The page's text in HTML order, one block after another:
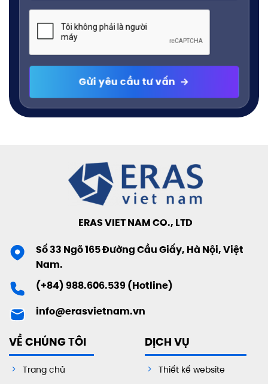
ERAS VIET NAM CO., LTD
Số 33 Ngõ 165 Đường Cầu Giấy, Hà Nội, Việt
Nam.
(+84) 988.606.539 (Hotline)
info@erasvietnam.vn
VỀ CHÚNG TÔI
Trang chủ
DỊCH VỤ
Thiết kế website